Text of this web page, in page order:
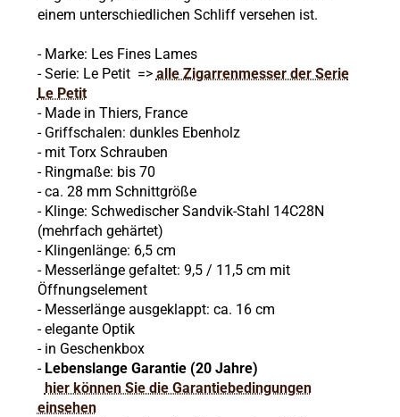
einem unterschiedlichen Schliff versehen ist.
- Marke: Les Fines Lames
- Serie: Le Petit => alle Zigarrenmesser der Serie
Le Petit
- Made in Thiers, France
- Griffschalen: dunkles Ebenholz
- mit Torx Schrauben
- Ringmaße: bis 70
- ca. 28 mm Schnittgröße
- Klinge: Schwedischer Sandvik-Stahl 14C28N
(mehrfach gehärtet)
- Klingenlänge: 6,5 cm
- Messerlänge gefaltet: 9,5 / 11,5 cm mit
Öffnungselement
- Messerlänge ausgeklappt: ca. 16 cm
- elegante Optik
- in Geschenkbox
- Lebenslange Garantie (20 Jahre)
hier können Sie die Garantiebedingungen
einsehen